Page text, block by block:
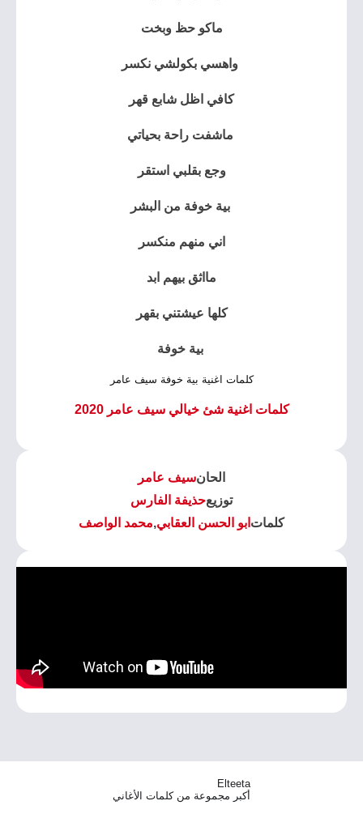
ماكو حظ وبخت
واهسي بكولشي نكسر
كافي اظل شابع قهر
ماشفت راحة بحياتي
وجع بقلبي استقر
بية خوفة من البشر
اني منهم منكسر
مااثق بيهم ابد
كلها عيشتني بقهر
بية خوفة
كلمات اغنية بية خوفة سيف عامر
كلمات اغنية شئ خيالي سيف عامر 2020
الحانسيف عامر
توزيعحذيفة الفارس
كلمات ابو الحسن العقابي,محمد الواصف
Elteeta
أكبر مجموعة من كلمات الأغاني